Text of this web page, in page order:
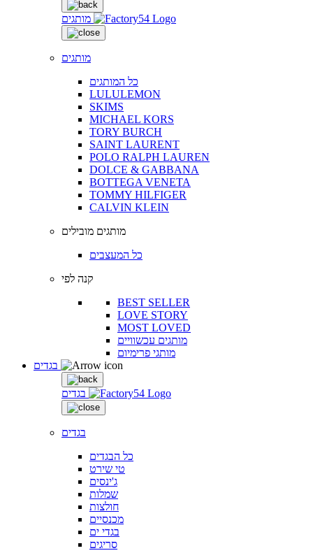
מותגים
מותגים
כל המותגים
LULULEMON
SKIMS
MICHAEL KORS
TORY BURCH
SAINT LAURENT
POLO RALPH LAUREN
DOLCE & GABBANA
BOTTEGA VENETA
TOMMY HILFIGER
CALVIN KLEIN
מותגים מובילים
כל המעצבים
קנה לפי
BEST SELLER
LOVE STORY
MOST LOVED
מותגים עכשוויים
מותגי פרימיום
בגדים
בגדים
כל הבגדים
טי שירט
ג'ינסים
שמלות
חולצות
מכנסיים
בגדי ים
סריגים